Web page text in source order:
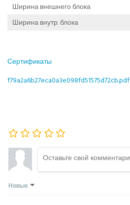
Ширина внешнего блока
Ширина внутр. блока
Сертификаты
f79a2a6b27eca0a3e098fd51575d72cb.pdf
Новые